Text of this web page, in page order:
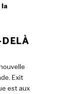
la
Exit
est aux